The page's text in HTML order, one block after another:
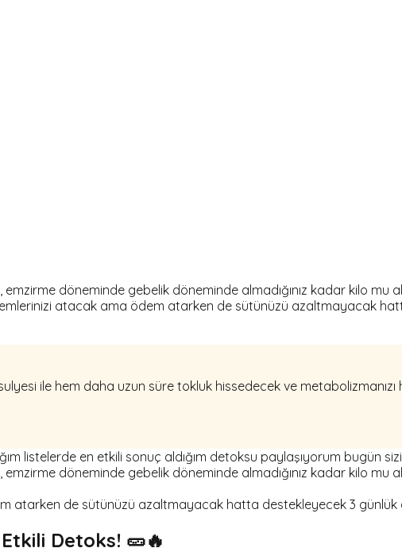
döneminde gebelik döneminde almadığınız kadar kilo mu
atacak ama ödem atarken de sütünüzü azaltmayacak
ile hem daha uzun süre tokluk hissedecek ve metabolizmanızı
listelerde en etkili sonuç aldığım detoksu paylaşıyorum bugün
döneminde gebelik döneminde almadığınız kadar kilo mu
atarken de sütünüzü azaltmayacak hatta destekleyecek 3 günlük
Detoks! 🥒🔥